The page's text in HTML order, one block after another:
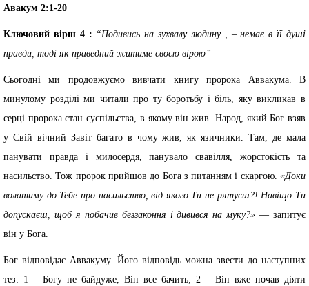
Авакум 2:1-20
Ключовий вірш 4 : “Подивись на зухвалу людину , – немає в її душі
правди, тоді як праведний житиме своєю вірою”
Сьогодні ми продовжуємо вивчати книгу пророка Аввакума. В
минулому розділі ми читали про ту боротьбу і біль, яку викликав в
серці пророка стан суспільства, в якому він жив. Народ, який Бог взяв
у Свій вічний Завіт багато в чому жив, як язичники. Там, де мала
панувати правда і милосердя, панувало свавілля, жорстокість та
насильство. Тож пророк прийшов до Бога з питанням і скаргою. «Доки
волатиму до Тебе про насильство, від якого Ти не рятуєш?! Навіщо Ти
допускаєш, щоб я побачив беззаконня і дивився на муку?» — запитує
він у Бога.
Бог відповідає Аввакуму. Його відповідь можна звести до наступних
тез: 1 – Богу не байдуже, Він все бачить; 2 – Він вже почав діяти